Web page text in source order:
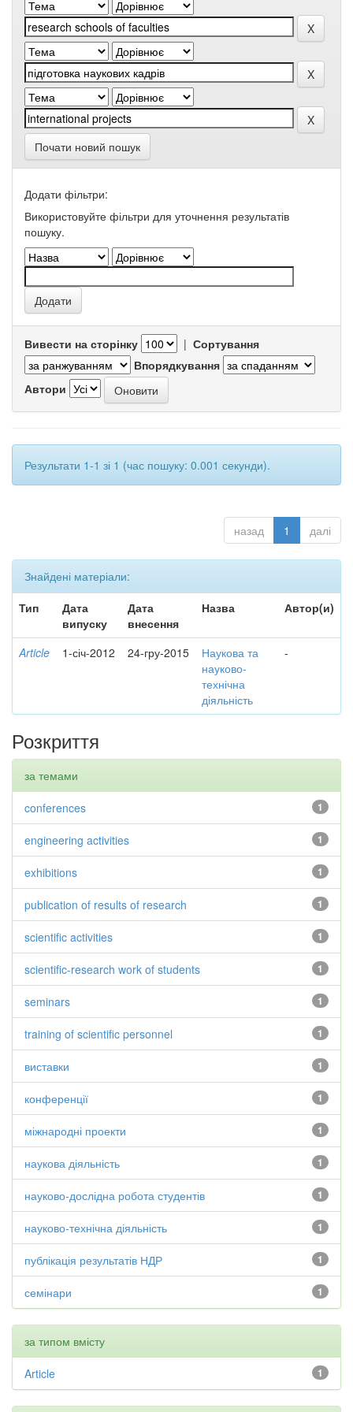
Почати новий пошук
Додати фільтри:
Використовуйте фільтри для уточнення результатів
пошуку.
Вивести на сторінку | Сортування
Впорядкування
Автори
Результати 1-1 зі 1 (час пошуку: 0.001 секунди).
назад 1 далі
Знайдені матеріали:
Тип
Дата
випуску
Дата
внесення
Назва Автор(и)
Article 1-січ-2012 24-гру-2015
Наукова та
науково-
технічна
діяльність
-
Розкриття
за темами
1
conferences
1
engineering activities
1
exhibitions
1
publication of results of research
1
scientific activities
1
scientific-research work of students
1
seminars
1
training of scientific personnel
1
виставки
1
конференції
1
міжнародні проекти
1
наукова діяльність
1
науково-дослідна робота студентів
1
науково-технічна діяльність
1
публікація результатів НДР
1
семінари
за типом вмісту
1
Article